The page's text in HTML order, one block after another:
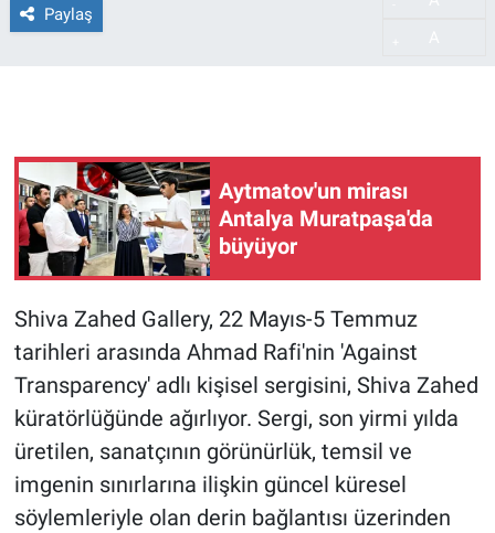
Paylaş
Aytmatov'un mirası
Antalya Muratpaşa'da
büyüyor
Shiva Zahed Gallery, 22 Mayıs-5 Temmuz
tarihleri arasında Ahmad Rafi'nin 'Against
Transparency' adlı kişisel sergisini, Shiva Zahed
küratörlüğünde ağırlıyor. Sergi, son yirmi yılda
üretilen, sanatçının görünürlük, temsil ve
imgenin sınırlarına ilişkin güncel küresel
söylemleriyle olan derin bağlantısı üzerinden